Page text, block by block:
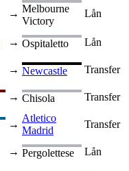
→ Melbourne
Victory
Lån
→ Ospitaletto
Lån
→ Newcastle
Transfer
→ Chisola
Transfer
→
Atletico
Madrid
Transfer
→ Pergolettese
Lån